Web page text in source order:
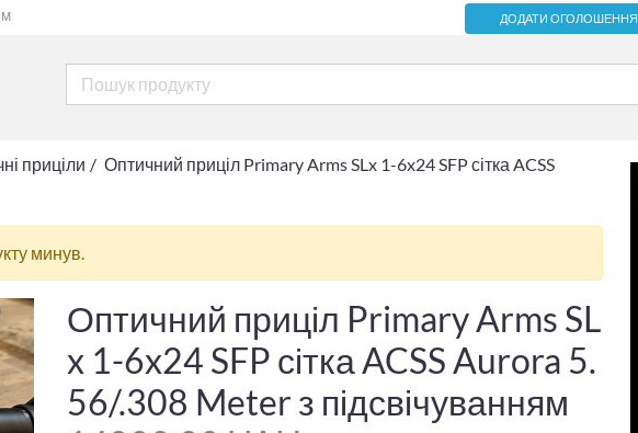
ДОДАТИ ОГОЛОШЕННЯ
приціли
Оптичний приціл Primary Arms SLx 1-6x24 SFP сітка ACSS
минув.
Оптичний приціл Primary Arms SL
x 1-6x24 SFP сітка ACSS Aurora 5.
56/.308 Meter з підсвічуванням